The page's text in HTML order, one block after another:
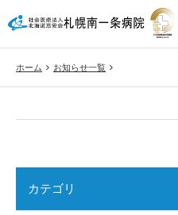
ホーム お知らせ一覧
カテゴリ